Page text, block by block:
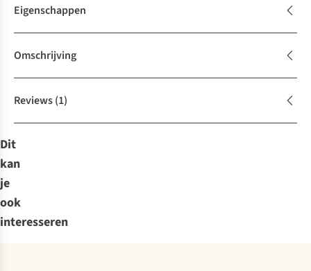
Eigenschappen
Omschrijving
Reviews(1)
Dit
kan
je
ook
interesseren